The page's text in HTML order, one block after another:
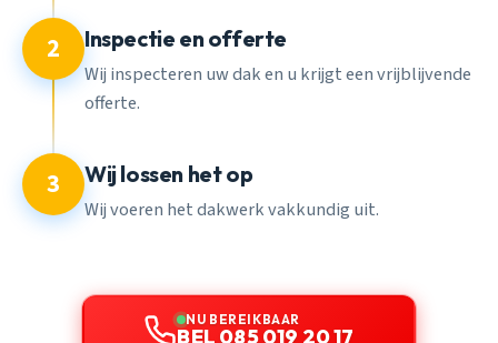
2 Inspectie en offerte
Wij inspecteren uw dak en u krijgt een vrijblijvende
offerte.
3 Wij lossen het op
Wij voeren het dakwerk vakkundig uit.
NU BEREIKBAAR
BEL 085 019 20 17